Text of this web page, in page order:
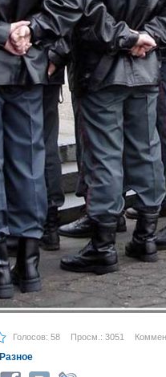
Голосов: 58 Просм.: 3051
Разное